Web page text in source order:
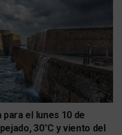
el lunes 10 de
30°C y viento del